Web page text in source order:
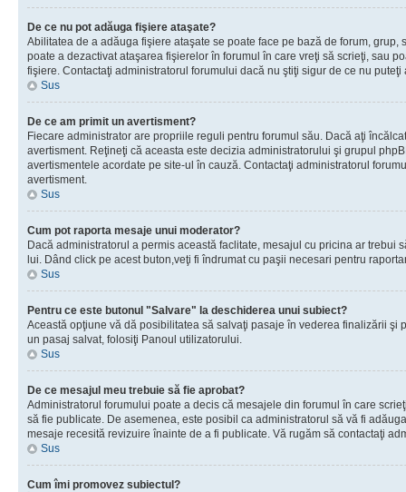
De ce nu pot adăuga fişiere ataşate?
Abilitatea de a adăuga fişiere ataşate se poate face pe bază de forum, grup,
poate a dezactivat ataşarea fişierelor în forumul în care vreţi să scrieţi, sau
fişiere. Contactaţi administratorul forumului dacă nu ştiţi sigur de ce nu
Sus
De ce am primit un avertisment?
Fiecare administrator are propriile reguli pentru forumul său. Dacă aţi
avertisment. Reţineţi că aceasta este decizia administratorului şi grupul
avertismentele acordate pe site-ul în cauză. Contactaţi administratorul
avertisment.
Sus
Cum pot raporta mesaje unui moderator?
Dacă administratorul a permis această faclitate, mesajul cu pricina ar trebui
lui. Dând click pe acest buton,veţi fi îndrumat cu paşii necesari pentru
Sus
Pentru ce este butonul "Salvare" la deschiderea unui subiect?
Această opţiune vă dă posibilitatea să salvaţi pasaje în vederea finalizării şi
un pasaj salvat, folosiţi Panoul utilizatorului.
Sus
De ce mesajul meu trebuie să fie aprobat?
Administratorul forumului poate a decis că mesajele din forumul în care
să fie publicate. De asemenea, este posibil ca administratorul să vă fi
mesaje recesită revizuire înainte de a fi publicate. Vă rugăm să contactaţi
Sus
Cum îmi promovez subiectul?